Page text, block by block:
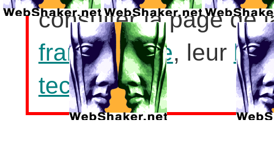
consulter la page de
francophone, leur
technique.